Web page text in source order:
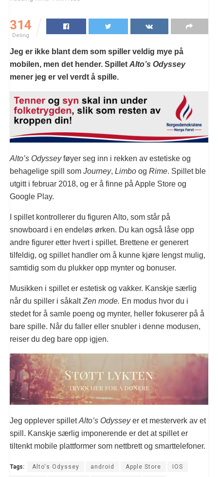
314
Deling
Jeg er ikke blant dem som spiller veldig mye på
mobilen, men det hender. Spillet Alto’s Odyssey
mener jeg er vel verdt å spille.
Alto’s Odysseyføyer seg inn i rekken av estetiske og
behagelige spill som Journey, Limbo og Rime. Spillet ble
utgitt i februar 2018, og er å finne på Apple Store og
Google Play.
I spillet kontrollerer du figuren Alto, som står på
snowboard i en endeløs ørken. Du kan også låse opp
andre figurer etter hvert i spillet. Brettene er generert
tilfeldig, og spillet handler om å kunne kjøre lengst mulig,
samtidig som du plukker opp mynter og bonuser.
Musikken i spillet er estetisk og vakker. Kanskje særlig
når du spiller i såkaltZen mode. En modus hvor du i
stedet for å samle poeng og mynter, heller fokuserer på å
bare spille. Når du faller eller snubler i denne modusen,
reiser du deg bare opp igjen.
Jeg opplever spilletAlto’s Odysseyer et mesterverk av et
spill. Kanskje særlig imponerende er det at spillet er
tiltenkt mobile plattformer som nettbrett og smarttelefoner.
Tags: Alto's Odyssey android Apple Store IOS